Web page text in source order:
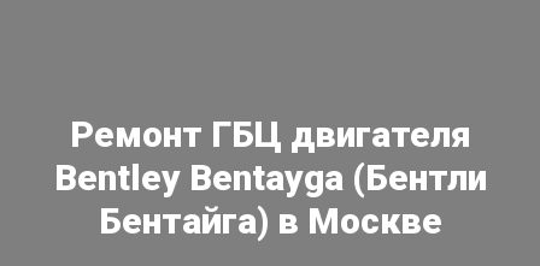
Ремонт ГБЦ двигателя
Bentley Bentayga (Бентли
Бентайга) в Москве